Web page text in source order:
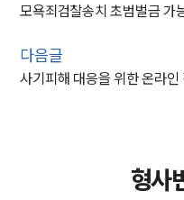
모욕죄검찰송치 초범벌금 가
다음글
사기피해 대응을 위한 온라
형사